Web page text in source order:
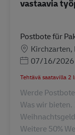
vastaavia
Postbote für
Sijainti
Posted Date
07/16/2026
Werde
Was wir
Weitere 50%